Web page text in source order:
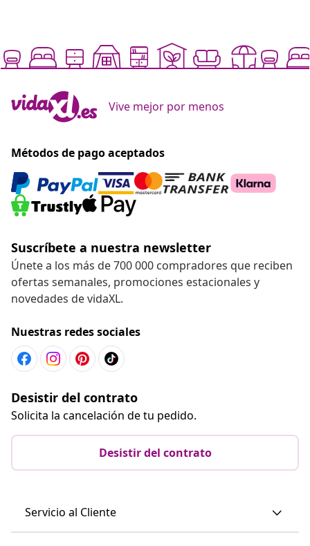
Vive mejor por menos
Métodos de pago aceptados
Suscríbete a nuestra newsletter
Únete a los más de 700 000 compradores que reciben
ofertas semanales, promociones estacionales y
novedades de vidaXL.
Nuestras redes sociales
Desistir del contrato
Solicita la cancelación de tu pedido.
Desistir del contrato
Servicio al Cliente